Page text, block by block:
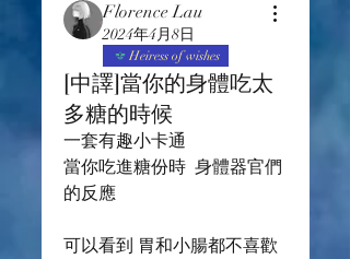
Florence Lau
2024年4月8日
Heiress of wishes
[中譯]當你的身體吃太
多糖的時候
一套有趣小卡通
當你吃進糖份時  身體器官們
的反應
可以看到 胃和小腸都不喜歡